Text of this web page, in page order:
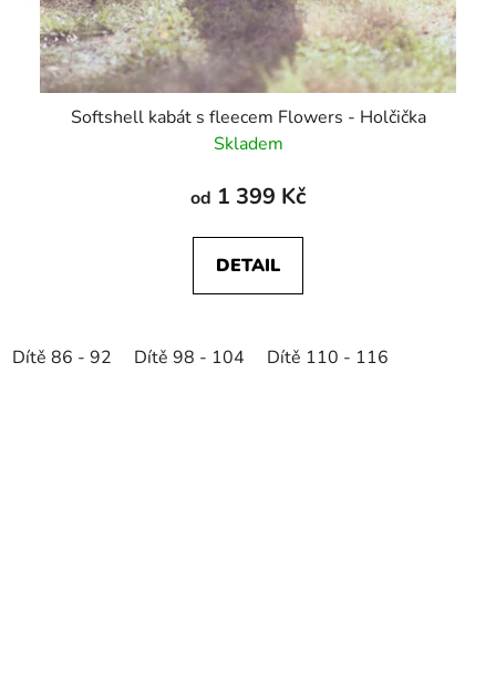
Softshell kabát s fleecem Flowers - Holčička
Skladem
od 1 399 Kč
DETAIL
Dítě 86 - 92 Dítě 98 - 104 Dítě 110 - 116